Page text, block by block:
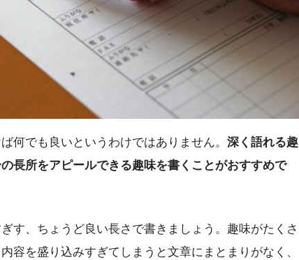
何でも良いというわけではありません。 深く語れる趣
長所をアピールできる趣味を書くことがおすすめで
す、ちょうど良い長さで書きましょう。趣味がたくさ
容を盛り込みすぎてしまうと文章にまとまりがなく、